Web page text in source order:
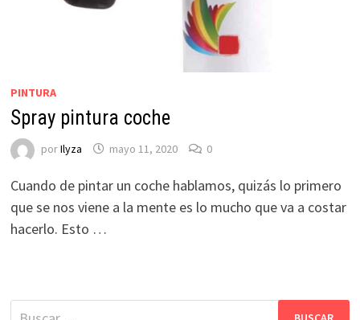
PINTURA
Spray pintura coche
porIlyza mayo 11, 2020 0
Cuando de pintar un coche hablamos, quizás lo primero
que se nos viene a la mente es lo mucho que va a costar
hacerlo. Esto …
Buscar: